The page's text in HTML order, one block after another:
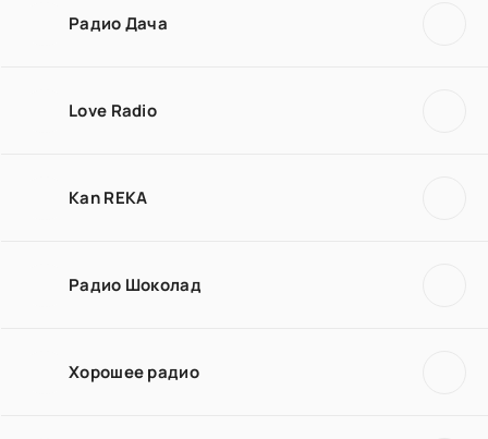
Радио Дача
Love Radio
Kan REKA
Радио Шоколад
Хорошее радио